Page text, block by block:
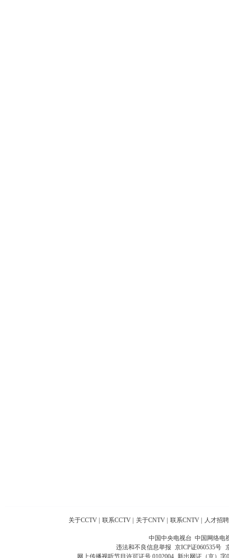
关于CCTV 联系CCTV 关于CNTV 联系CNTV 人才招聘
中国中央电视台 中国网络电
违法和不良信息举报 京ICP证060535号
网上传播视听节目许可证号 0102004 新出网证（京）